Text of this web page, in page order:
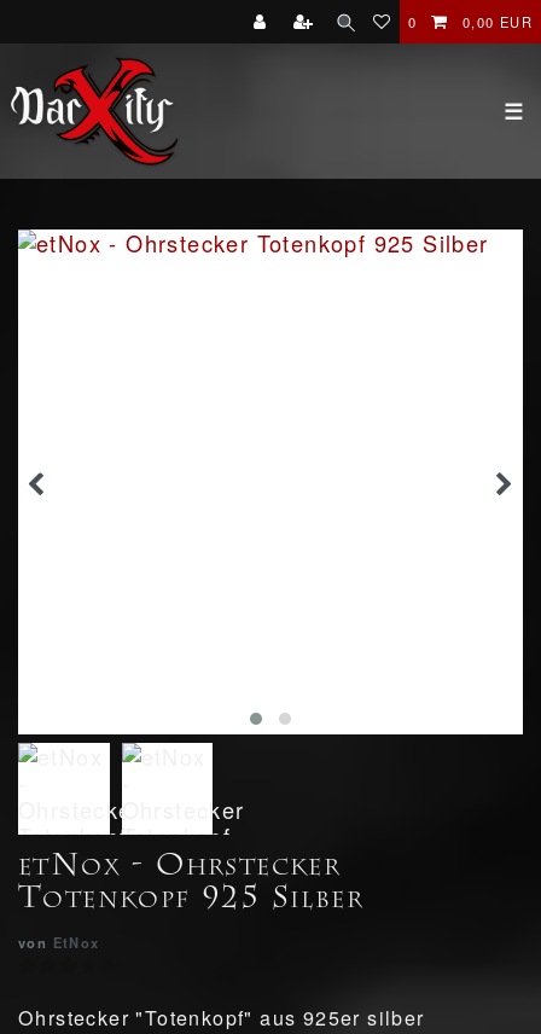
0 0,00 EUR
☰
etNox - Ohrstecker
Totenkopf 925 Silber
von EtNox
Ohrstecker "Totenkopf" aus 925er silber